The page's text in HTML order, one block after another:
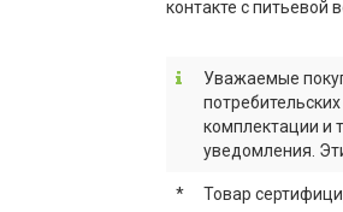
контакте с питьевой
Уважаемые
комплектации и
уведомления.
* Товар